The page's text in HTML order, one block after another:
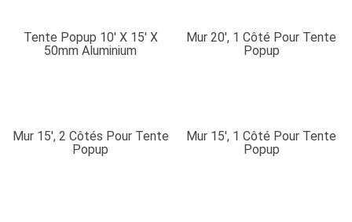
Tente Popup 10′ X 15′ X
50mm Aluminium
Mur 20′, 1 Côté Pour Tente
Popup
Mur 15′, 2 Côtés Pour Tente
Popup
Mur 15′, 1 Côté Pour Tente
Popup